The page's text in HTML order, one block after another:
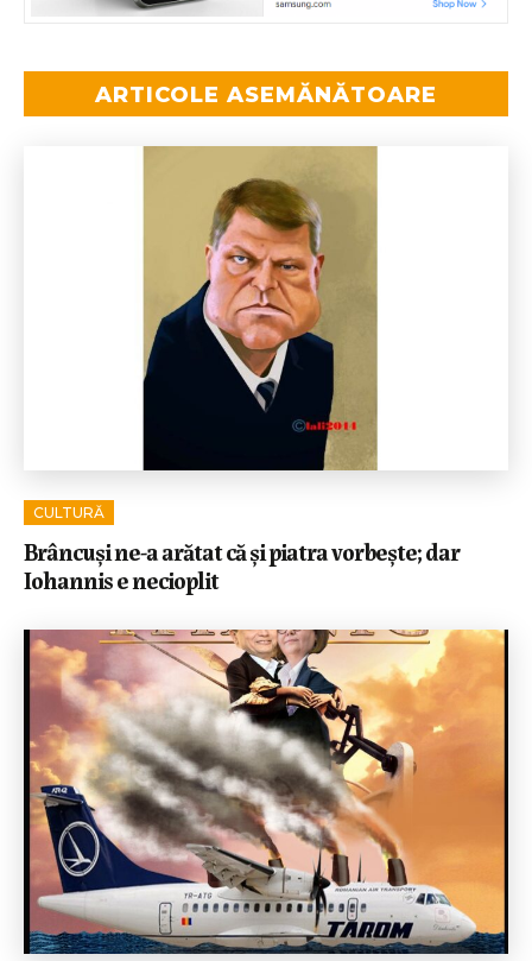
ARTICOLE ASEMĂNĂTOARE
CULTURĂ
Brâncuși ne-a arătat că și piatra vorbește; dar
Iohannis e necioplit